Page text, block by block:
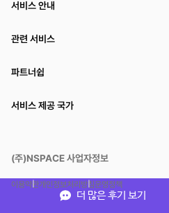
더 많은 후기 보기
서비스 안내
관련 서비스
파트너쉽
서비스 제공 국가
(주)NSPACE 사업자정보
이용약관개인정보처리방침운영정책
스페이스클라우드는 통신판매중개자이며 통신판